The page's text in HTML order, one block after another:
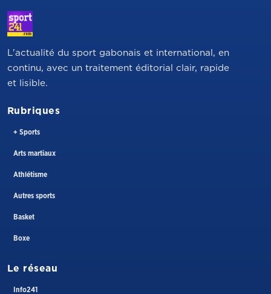
L'actualité du sport gabonais et international, en
continu, avec un traitement éditorial clair, rapide
et lisible.
Rubriques
+ Sports
Arts martiaux
Athlétisme
Autres sports
Basket
Boxe
Le réseau
Info241